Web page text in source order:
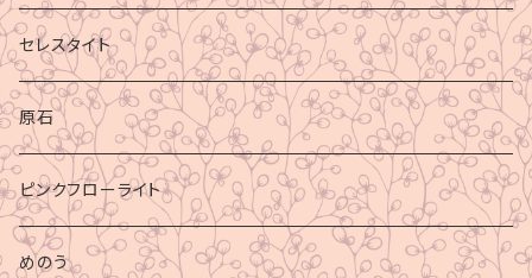
セレスタイト
原石
ピンクフローライト
めのう